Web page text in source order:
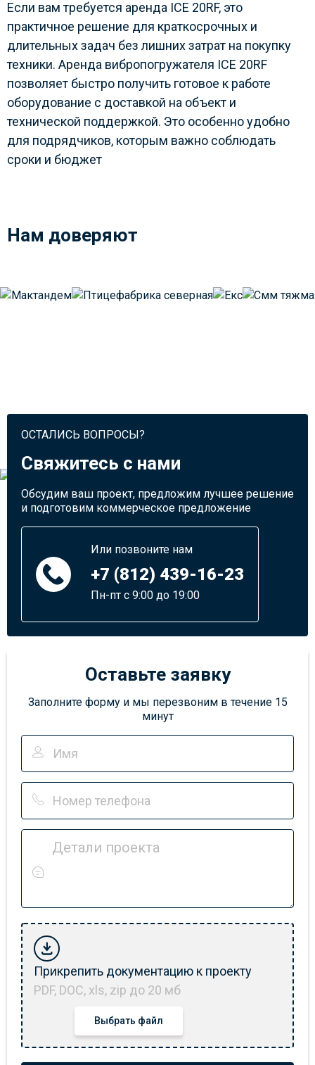
Если вам требуется аренда ICE 20RF, это
практичное решение для краткосрочных и
длительных задач без лишних затрат на покупку
техники. Аренда вибропогружателя ICE 20RF
позволяет быстро получить готовое к работе
оборудование с доставкой на объект и
технической поддержкой. Это особенно удобно
для подрядчиков, которым важно соблюдать
сроки и бюджет
Нам доверяют
ОСТАЛИСЬ ВОПРОСЫ?
Свяжитесь с нами
Обсудим ваш проект, предложим лучшее решение
и подготовим коммерческое предложение
Или позвоните нам
+7 (812) 439-16-23
Пн-пт с 9:00 до 19:00
Оставьте заявку
Заполните форму и мы перезвоним в течение 15
минут
Детали проекта
Прикрепить документацию к проекту
PDF, DOC, xls, zip до 20 мб
Выбрать файл